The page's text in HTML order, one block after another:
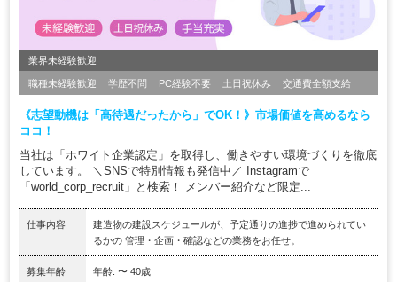
業界未経験歓迎
職種未経験歓迎 学歴不問 PC経験不要 土日祝休み 交通費全額支給
《志望動機は「高待遇だったから」でOK！》市場価値を高めるなら
ココ！
当社は「ホワイト企業認定」を取得し、働きやすい環境づくりを徹底
しています。 ＼SNSで特別情報も発信中／ Instagramで
「world_corp_recruit」と検索！ メンバー紹介など限定...
仕事内容
建造物の建設スケジュールが、予定通りの進捗で進められてい
るかの 管理・企画・確認などの業務をお任せ。
募集年齢 年齢: 〜 40歳